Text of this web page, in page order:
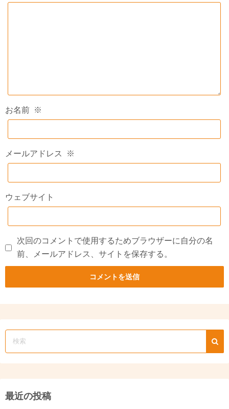
お名前 ※
メールアドレス ※
ウェブサイト
次回のコメントで使用するためブラウザーに自分の名
前、メールアドレス、サイトを保存する。
最近の投稿